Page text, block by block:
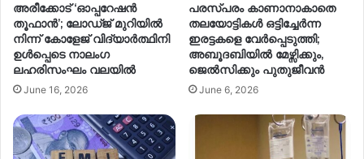
അരീക്കോട് ‘ഓപ്പറേഷൻ
തൂഫാൻ’; ലോഡ്ജ് മുറിയിൽ
നിന്ന് കോളേജ് വിദ്യാർത്ഥിനി
ഉൾപ്പെടെ നാലംഗ
ലഹരിസംഘം വലയിൽ
June 16, 2026
പരസ്പരം കാണാനാകാതെ
തലയോട്ടികൾ ഒട്ടിച്ചേർന്ന
ഇരട്ടകളെ വേർപ്പെടുത്തി;
അബൂദബിയിൽ മേഴ്സിക്കും,
ജെൽസിക്കും പുതുജീവൻ
June 6, 2026